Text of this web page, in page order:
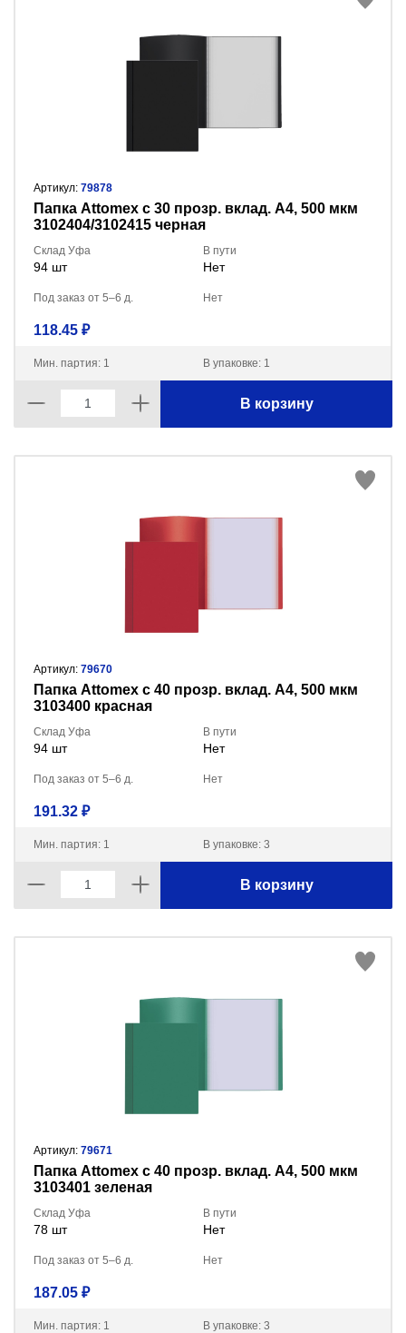
Артикул: 79878
Папка Attomex с 30 прозр. вклад. A4, 500 мкм
3102404/3102415 черная
Склад Уфа
94 шт
В пути
Нет
Под заказ от 5–6 д. Нет
118.45 ₽
Мин. партия: 1 В упаковке: 1
В корзину
Артикул: 79670
Папка Attomex с 40 прозр. вклад. A4, 500 мкм
3103400 красная
Склад Уфа
94 шт
В пути
Нет
Под заказ от 5–6 д. Нет
191.32 ₽
Мин. партия: 1 В упаковке: 3
В корзину
Артикул: 79671
Папка Attomex с 40 прозр. вклад. A4, 500 мкм
3103401 зеленая
Склад Уфа
78 шт
В пути
Нет
Под заказ от 5–6 д. Нет
187.05 ₽
Мин. партия: 1 В упаковке: 3